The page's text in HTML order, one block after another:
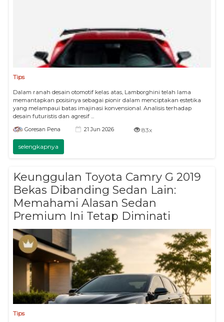
Tips
Dalam ranah desain otomotif kelas atas, Lamborghini telah lama
memantapkan posisinya sebagai pionir dalam menciptakan estetika
yang melampaui batas imajinasi konvensional. Analisis terhadap
desain futuristis dan agresif ...
Goresan Pena 21 Jun 2026 83x
selengkapnya
Keunggulan Toyota Camry G 2019
Bekas Dibanding Sedan Lain:
Memahami Alasan Sedan
Premium Ini Tetap Diminati
Tips